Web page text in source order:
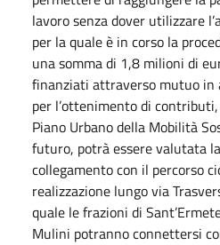
lavoro senza dover utilizzare
per la quale è in corso la
una somma di 1,8 milioni di
finanziati attraverso mutuo in
per l’ottenimento di
Piano Urbano della Mobilità
futuro, potrà essere valutata
collegamento con il percorso
realizzazione lungo via
quale le frazioni di
Mulini potranno connettersi